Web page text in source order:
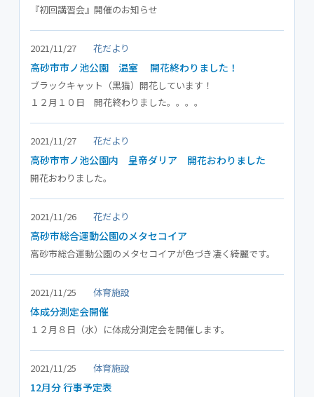
『初回講習会』開催のお知らせ
2021/11/27 花だより
高砂市市ノ池公園 温室 開花終わりました！
ブラックキャット（黒猫）開花しています！
１２月１０日 開花終わりました。。。。
2021/11/27 花だより
高砂市市ノ池公園内 皇帝ダリア 開花おわりました
開花おわりました。
2021/11/26 花だより
高砂市総合運動公園のメタセコイア
高砂市総合運動公園のメタセコイアが色づき凄く綺麗です。
2021/11/25 体育施設
体成分測定会開催
１２月８日（水）に体成分測定会を開催します。
2021/11/25 体育施設
12月分 行事予定表